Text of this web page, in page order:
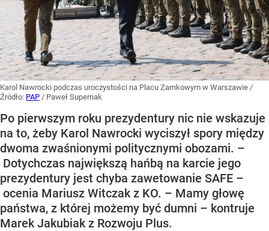
Karol Nawrocki podczas uroczystości na Placu Zamkowym w Warszawie /
Źródło: PAP / Paweł Supernak
Po pierwszym roku prezydentury nic nie wskazuje
na to, żeby Karol Nawrocki wyciszył spory między
dwoma zwaśnionymi politycznymi obozami. –
Dotychczas największą hańbą na karcie jego
prezydentury jest chyba zawetowanie SAFE –
ocenia Mariusz Witczak z KO. – Mamy głowę
państwa, z której możemy być dumni – kontruje
Marek Jakubiak z Rozwoju Plus.